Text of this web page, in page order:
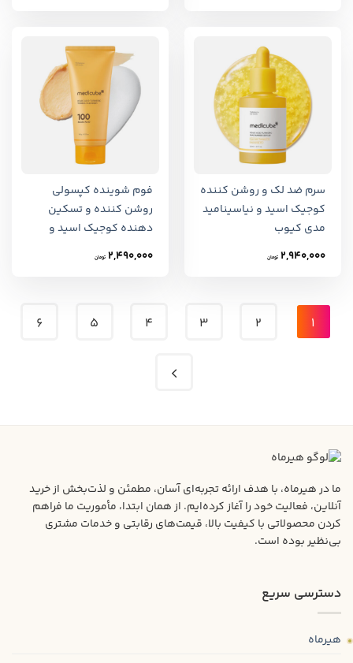
سرم ضد لک و روشن کننده
کوجیک اسید و نیاسینامید
مدی کیوب
2,940,000 تومان
فوم شوینده کپسولی
روشن کننده و تسکین
دهنده کوجیک اسید و
زردچوبه مدی کیوب
2,490,000 تومان
1
2
3
4
5
6
ما در هیرماه، با هدف ارائه تجربه‌ای آسان، مطمئن و لذت‌بخش از خرید
آنلاین، فعالیت خود را آغاز کرده‌ایم. از همان ابتدا، مأموریت ما فراهم
کردن محصولاتی با کیفیت بالا، قیمت‌های رقابتی و خدمات مشتری
بی‌نظیر بوده است.
دسترسی سریع
هیرماه